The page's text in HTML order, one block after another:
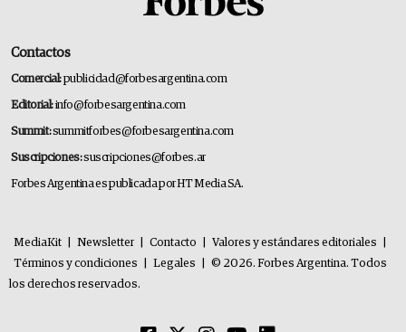
Contactos
Comercial:publicidad@forbesargentina.com
Editorial:info@forbesargentina.com
Summit:summitforbes@forbesargentina.com
Suscripciones:suscripciones@forbes.ar
Forbes Argentina es publicada por HT Media SA.
MediaKit Newsletter Contacto Valores y estándares editoriales
Términos y condiciones
Legales
© 2026. Forbes Argentina. Todos
los derechos reservados.